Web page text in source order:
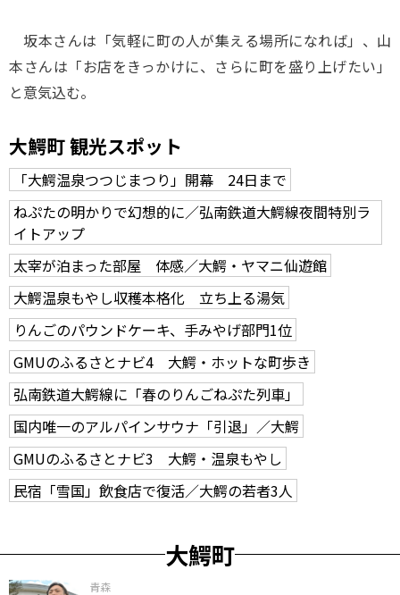
坂本さんは「気軽に町の人が集える場所になれば」、山
本さんは「お店をきっかけに、さらに町を盛り上げたい」
と意気込む。
大鰐町 観光スポット
「大鰐温泉つつじまつり」開幕 24日まで
ねぷたの明かりで幻想的に／弘南鉄道大鰐線夜間特別ラ
イトアップ
太宰が泊まった部屋 体感／大鰐・ヤマニ仙遊館
大鰐温泉もやし収穫本格化 立ち上る湯気
りんごのパウンドケーキ、手みやげ部門1位
GMUのふるさとナビ4 大鰐・ホットな町歩き
弘南鉄道大鰐線に「春のりんごねぷた列車」
国内唯一のアルパインサウナ「引退」／大鰐
GMUのふるさとナビ3 大鰐・温泉もやし
民宿「雪国」飲食店で復活／大鰐の若者3人
大鰐町
青森